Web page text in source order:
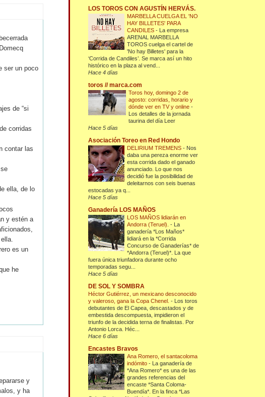
ser un poco
de “si
corridas
contar las
ella, de lo
y estén a
es un
he
y
y ha
LOS TOROS CON AGUSTÍN HERVÁS.
MARBELLA CUELGA EL 'NO
HAY BILLETES' PARA
CANDILES- La empresa
ARENAL MARBELLA
TOROS cuelga el cartel de
'No hay Billetes' para la
‘Corrida de Candiles’. Se marca así un hito
histórico en la plaza al vend...
Hace 4 días
toros // marca.com
Toros hoy, domingo 2 de
agosto: corridas, horario y
dónde ver en TV y online-
Los detalles de la jornada
taurina del día Leer
Hace 5 días
Asociación Toreo en Red Hondo
DELIRIUM TREMENS- Nos
daba una pereza enorme ver
esta corrida dado el ganado
anunciado. Lo que nos
decidió fue la posibilidad de
deleitarnos con seis buenas
estocadas ya q...
Hace 5 días
Ganadería LOS MAÑOS
LOS MAÑOS lidiarán en
Andorra (Teruel).- La
ganadería *Los Maños*
lidiará en la *Corrida
Concurso de Ganaderías* de
*Andorra (Teruel)*. La que
fuera única triunfadora durante ocho
temporadas segu...
Hace 5 días
DE SOL Y SOMBRA
Héctor Gutiérrez, un mexicano desconocido
y valeroso, gana la Copa Chenel.- Los toros
debutantes de El Capea, descastados y de
embestida descompuesta, impidieron el
triunfo de la decidida terna de finalistas. Por
Antonio Lorca. Héc...
Hace 6 días
Encastes Bravos
Ana Romero, el santacoloma
indómito- La ganadería de
*Ana Romero* es una de las
grandes referencias del
encaste *Santa Coloma-
Buendía*. En la finca *Las